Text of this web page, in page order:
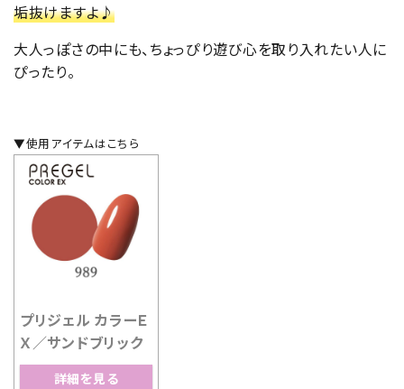
垢抜けますよ♪
大人っぽさの中にも、ちょっぴり遊び心を取り入れたい人に
ぴったり。
▼使用アイテムはこちら
プリジェル カラーＥ
Ｘ／サンドブリック
詳細を見る